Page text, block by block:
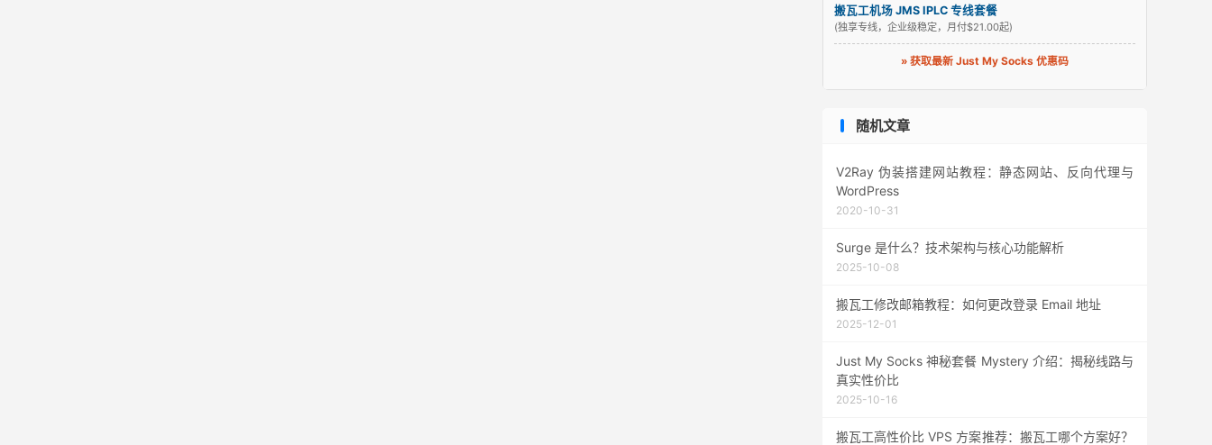
搬瓦工机场 JMS IPLC 专线套餐
(独享专线，企业级稳定，月付$21.00起)
» 获取最新 Just My Socks 优惠码
随机文章
V2Ray 伪装搭建网站教程：静态网站、反向代理与
WordPress
2020-10-31
Surge 是什么？技术架构与核心功能解析
2025-10-08
搬瓦工修改邮箱教程：如何更改登录 Email 地址
2025-12-01
Just My Socks 神秘套餐 Mystery 介绍：揭秘线路与
真实性价比
2025-10-16
搬瓦工高性价比 VPS 方案推荐：搬瓦工哪个方案好？